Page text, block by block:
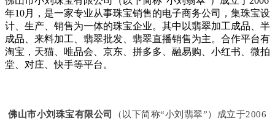
年10月，是一家专业从事珠宝销售的电子商务公司，集珠宝设
计、生产、销售为一体的珠宝企业。其中以翡翠加工成品、半
成品、来料加工、翡翠批发、翡翠直播销售为主。合作平台有
淘宝，天猫、唯品会、京东、拼多多、融易购、小红书、微拍
堂、对庄、快手等平台。
佛山市小刘珠宝有限公司
（以下简称“小刘翡翠”）成立于2006